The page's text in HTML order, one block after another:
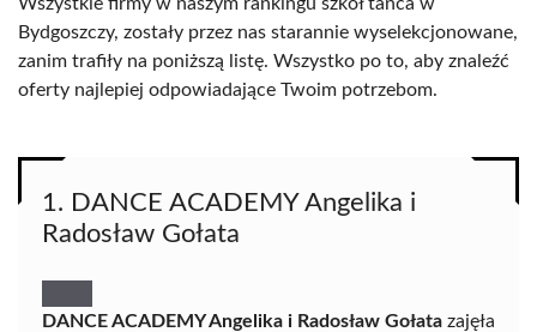
Bydgoszczy, zostały przez nas starannie wyselekcjonowane,
zanim trafiły na poniższą listę. Wszystko po to, aby znaleźć
oferty najlepiej odpowiadające Twoim potrzebom.
1. DANCE ACADEMY Angelika i
Radosław Gołata
DANCE ACADEMY Angelika i Radosław Gołata zajęła